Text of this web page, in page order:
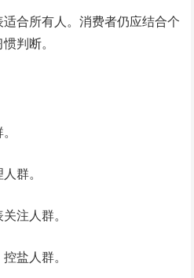
合所有人。消费者仍应结合个
判断。
群。
注人群。
盐人群。